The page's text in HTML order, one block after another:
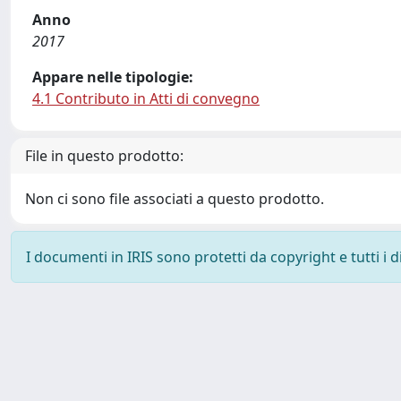
Anno
2017
Appare nelle tipologie:
4.1 Contributo in Atti di convegno
File in questo prodotto:
Non ci sono file associati a questo prodotto.
I documenti in IRIS sono protetti da copyright e tutti i